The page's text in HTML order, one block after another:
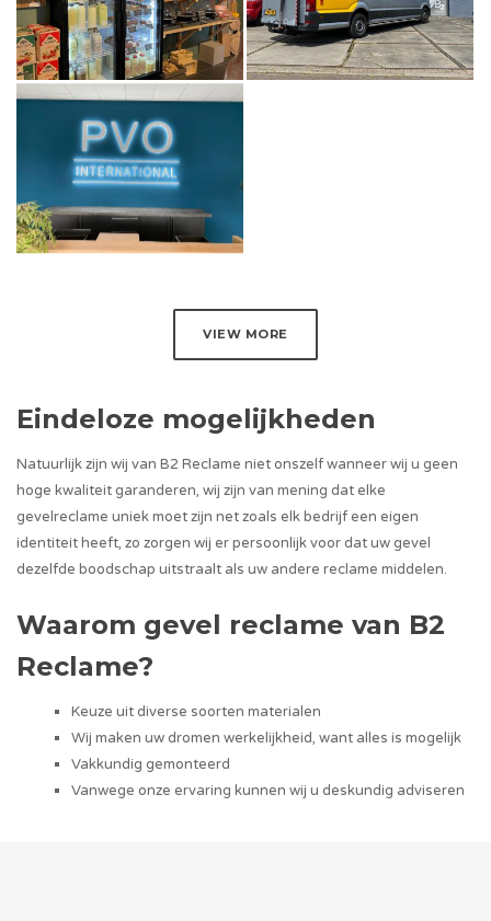
VIEW MORE
Eindeloze mogelijkheden
Natuurlijk zijn wij van B2 Reclame niet onszelf wanneer wij u geen
hoge kwaliteit garanderen, wij zijn van mening dat elke
gevelreclame uniek moet zijn net zoals elk bedrijf een eigen
identiteit heeft, zo zorgen wij er persoonlijk voor dat uw gevel
dezelfde boodschap uitstraalt als uw andere reclame middelen.
Waarom gevel reclame van B2
Reclame?
Keuze uit diverse soorten materialen
Wij maken uw dromen werkelijkheid, want alles is mogelijk
Vakkundig gemonteerd
Vanwege onze ervaring kunnen wij u deskundig adviseren